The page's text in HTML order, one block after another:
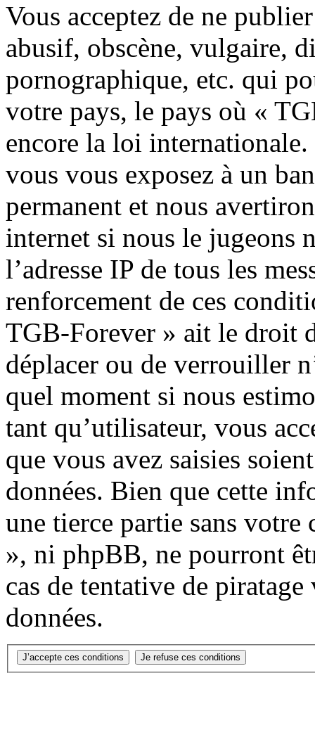
Vous acceptez de ne
abusif, obscène, vulgaire,
pornographique, etc. qui
votre pays, le pays où «
encore la loi internationale.
vous vous exposez à un
permanent et nous
internet si nous le jugeons
l’adresse IP de tous les
renforcement de ces
TGB-Forever » ait le droit
déplacer ou de verrouiller
quel moment si nous
tant qu’utilisateur, vous
que vous avez saisies
données. Bien que cette
une tierce partie sans
», ni phpBB, ne pourront
cas de tentative de
données.